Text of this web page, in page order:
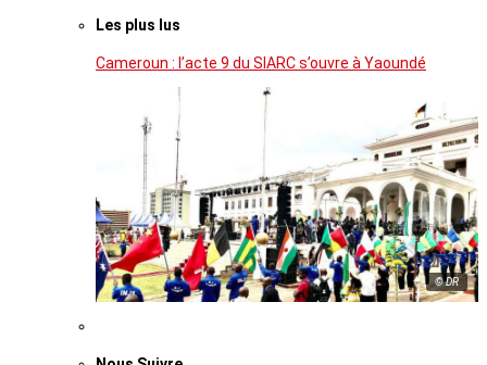
Les plus lus
Cameroun : l’acte 9 du SIARC s’ouvre à Yaoundé
© DR